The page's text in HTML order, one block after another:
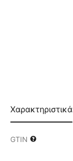
Χαρακτηριστικά
GTIN